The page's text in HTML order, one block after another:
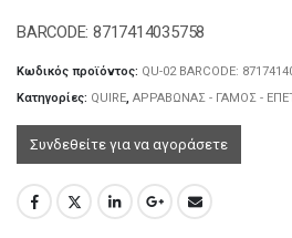
BARCODE: 8717414035758
Κωδικός προϊόντος: QU-02 BARCODE:
Κατηγορίες: QUIRE, ΑΡΡΑΒΩΝΑΣ - ΓΑΜΟΣ -
Συνδεθείτε για να αγοράσετε